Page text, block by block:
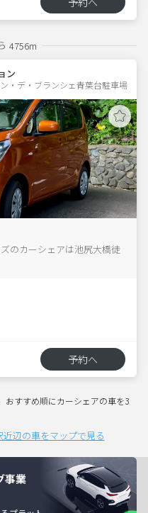
4756m
ン
・デ・ブランシェ青葉台駐車場
のカーシェアは池尻大橋徒
予約へ
すすめ順にカーシェアの車を3
辺の車をマップで見る
事業